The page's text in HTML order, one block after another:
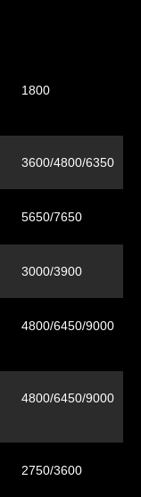
1800
3600/4800/6350
5650/7650
3000/3900
4800/6450/9000
4800/6450/9000
2750/3600